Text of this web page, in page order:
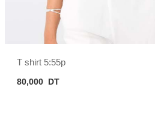
T shirt 5:55p
80,000 DT